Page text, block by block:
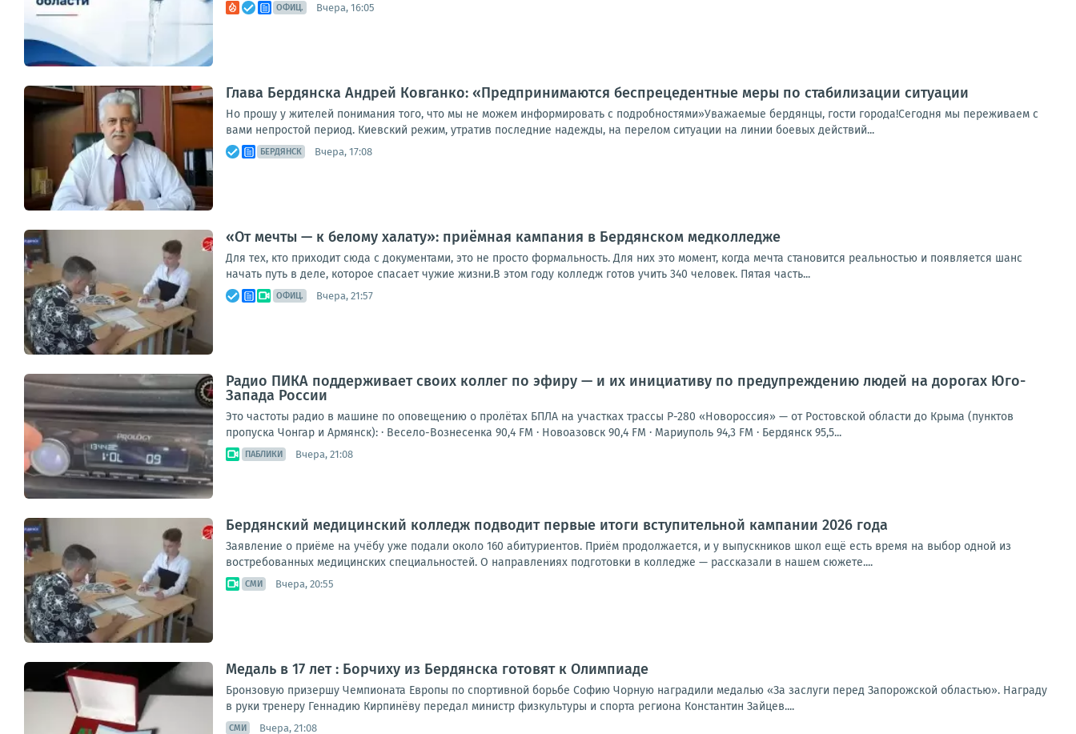
ОФИЦ. Вчера, 16:05
Глава Бердянска Андрей Ковганко: «Предпринимаются беспрецедентные меры по стабилизации ситуации
Но прошу у жителей понимания того, что мы не можем информировать с подробностями»Уважаемые бердянцы, гости города!Сегодня мы переживаем с
вами непростой период. Киевский режим, утратив последние надежды, на перелом ситуации на линии боевых действий...
БЕРДЯНСК Вчера, 17:08
«От мечты — к белому халату»: приёмная кампания в Бердянском медколледже
Для тех, кто приходит сюда с документами, это не просто формальность. Для них это момент, когда мечта становится реальностью и появляется шанс
начать путь в деле, которое спасает чужие жизни.В этом году колледж готов учить 340 человек. Пятая часть...
ОФИЦ. Вчера, 21:57
Радио ПИКА поддерживает своих коллег по эфиру — и их инициативу по предупреждению людей на дорогах Юго-
Запада России
Это частоты радио в машине по оповещению о пролётах БПЛА на участках трассы Р-280 «Новороссия» — от Ростовской области до Крыма (пунктов
пропуска Чонгар и Армянск): · Весело-Вознесенка 90,4 FM · Новоазовск 90,4 FM · Мариуполь 94,3 FM · Бердянск 95,5...
ПАБЛИКИ Вчера, 21:08
Бердянский медицинский колледж подводит первые итоги вступительной кампании 2026 года
Заявление о приёме на учёбу уже подали около 160 абитуриентов. Приём продолжается, и у выпускников школ ещё есть время на выбор одной из
востребованных медицинских специальностей. О направлениях подготовки в колледже — рассказали в нашем сюжете....
СМИ Вчера, 20:55
Медаль в 17 лет : Борчиху из Бердянска готовят к Олимпиаде
Бронзовую призершу Чемпионата Европы по спортивной борьбе Софию Чорную наградили медалью «За заслуги перед Запорожской областью». Награду
в руки тренеру Геннадию Кирпинёву передал министр физкультуры и спорта региона Константин Зайцев....
СМИ Вчера, 21:08